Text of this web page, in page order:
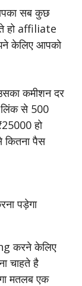
सब कुछ
हो affiliate
केलिए आपको
कमीशन दर
से 500
हो
कितना पैस
पड़ेगा
करने केलिए
चाहते है
मतलब एक